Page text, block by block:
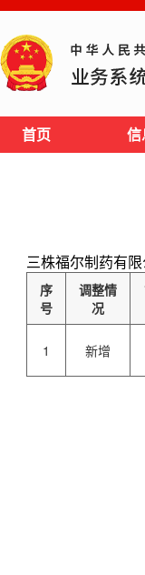
首页 信
三株福尔制药有
序
号
调整情
况
1 新增